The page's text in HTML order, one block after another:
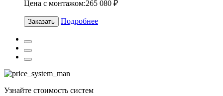
Цена с монтажом:265 080 ₽
Заказать Подробнее
Узнайте стоимость систем